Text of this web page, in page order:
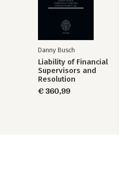
a Corporate Governance
of Banking Scandal in
Danny Busch
Liability of Financial
Supervisors and
Resolution
Authorities
€ 360,99